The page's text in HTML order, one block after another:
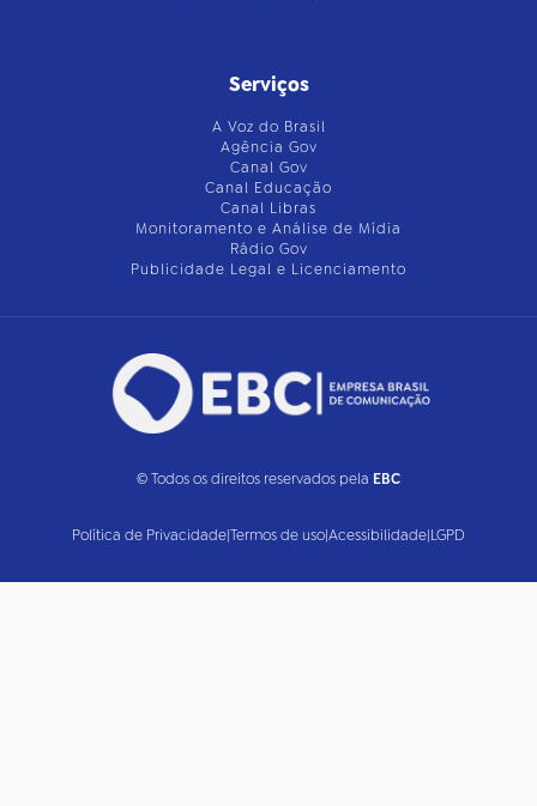
Serviços
A Voz do Brasil
Agência Gov
Canal Gov
Canal Educação
Canal Libras
Monitoramento e Análise de Mídia
Rádio Gov
Publicidade Legal e Licenciamento
© Todos os direitos reservados pela EBC
Política de Privacidade|Termos de uso|Acessibilidade|LGPD